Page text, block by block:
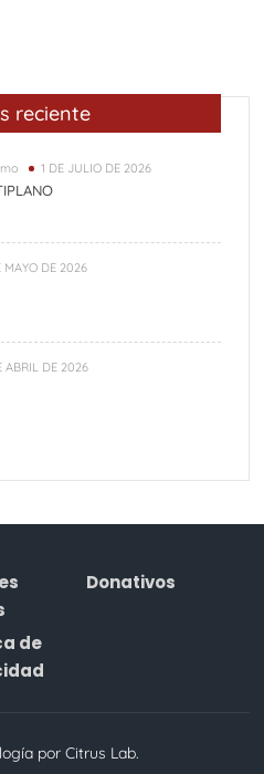
reciente
1 DE JULIO DE 2026
MAYO DE 2026
ABRIL DE 2026
Donativos
de
por Citrus Lab.